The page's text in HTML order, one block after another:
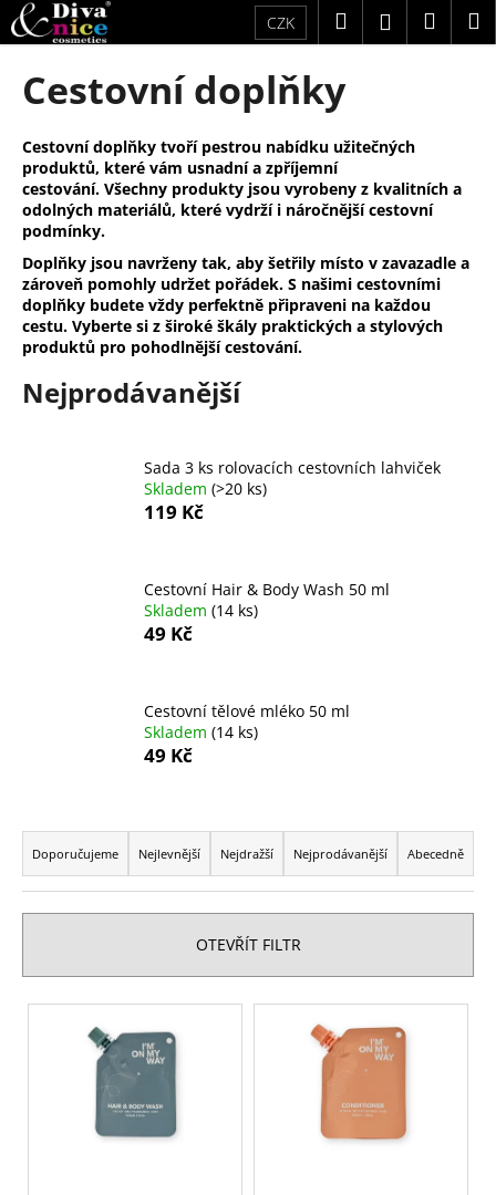
Přejít
na
obsah
CZK HledatPřihlášení
Cestovní doplňky
Cestovní doplňky tvoří pestrou nabídku užitečných
produktů, které vám usnadní a zpříjemní
cestování. Všechny produkty jsou vyrobeny z kvalitních a
odolných materiálů, které vydrží i náročnější cestovní
podmínky.
Doplňky jsou navrženy tak, aby šetřily místo v zavazadle a
zároveň pomohly udržet pořádek. S našimi cestovními
doplňky budete vždy perfektně připraveni na každou
cestu. Vyberte si z široké škály praktických a stylových
produktů pro pohodlnější cestování.
Nejprodávanější
Sada 3 ks rolovacích cestovních lahviček
Skladem (>20 ks)
119 Kč
Cestovní Hair & Body Wash 50 ml
Skladem (14 ks)
49 Kč
Cestovní tělové mléko 50 ml
Skladem (14 ks)
49 Kč
Ř
a
z
e
í
p
Doporučujeme Nejlevnější Nejdražší Nejprodávanější Abecedně
OTEVŘÍT FILTR
V
K
o
o
p
o
t
ř
e
b
u
j
e
HLEDAT
D
o
p
o
u